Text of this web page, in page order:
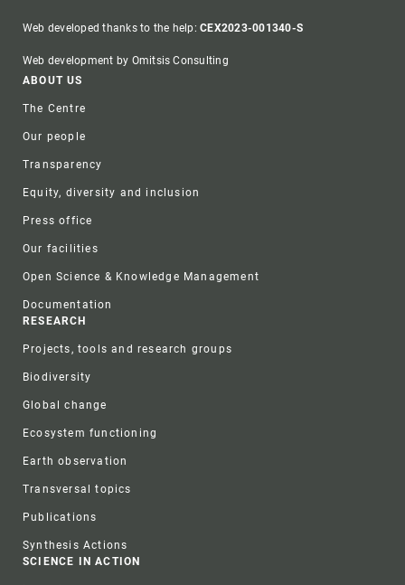
Web developed thanks to the help:CEX2023-001340-S
Web development by Omitsis Consulting
Footer
ABOUT US
The Centre
Our people
Transparency
Equity, diversity and inclusion
Press office
Our facilities
Open Science & Knowledge Management
Documentation
RESEARCH
Projects, tools and research groups
Biodiversity
Global change
Ecosystem functioning
Earth observation
Transversal topics
Publications
Synthesis Actions
SCIENCE IN ACTION